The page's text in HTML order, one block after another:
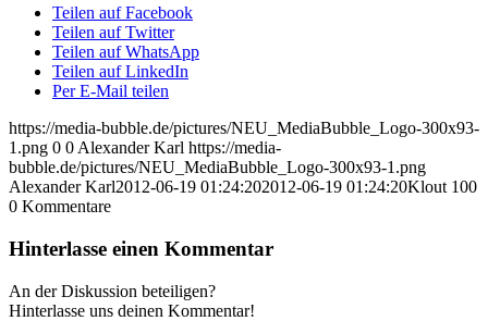
Teilen auf Facebook
Teilen auf Twitter
Teilen auf WhatsApp
Teilen auf LinkedIn
Per E-Mail teilen
https://media-bubble.de/pictures/NEU_MediaBubble_Logo-300x93-
1.png 0 0 Alexander Karl https://media-
bubble.de/pictures/NEU_MediaBubble_Logo-300x93-1.png
Alexander Karl2012-06-19 01:24:202012-06-19 01:24:20Klout 100
0 Kommentare
Hinterlasse einen Kommentar
An der Diskussion beteiligen?
Hinterlasse uns deinen Kommentar!